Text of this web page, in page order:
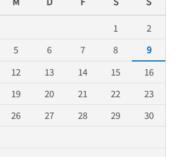
1
2
5 6 7 8
9
12 13 14 15
16
19 20 21 22
23
26 27 28 29
30